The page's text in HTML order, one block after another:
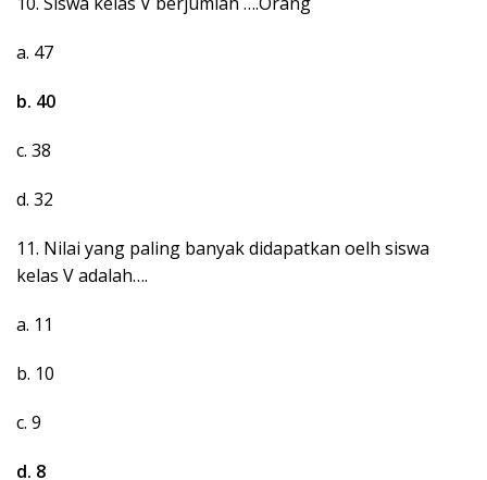
a. 47
b. 40
c. 38
d. 32
11. Nilai yang paling banyak didapatkan oelh siswa
kelas V adalah….
a. 11
b. 10
c. 9
d. 8